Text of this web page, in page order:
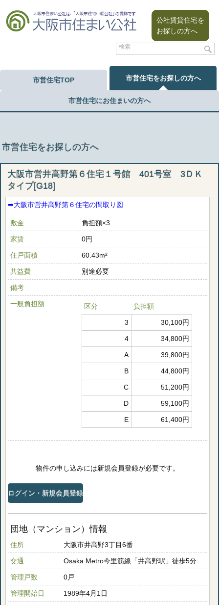
公社賃貸住宅を
お探しの方へ
市営住宅TOP 市営住宅をお探しの方へ
市営住宅にお住まいの方へ
市営住宅をお探しの方へ
大阪市営井高野第６住宅１号館 401号室 3ＤＫ
タイプ[G18]
➡︎大阪市営井高野第６住宅の間取り図
敷金 負担額×3
家賃 0円
住戸面積 60.43m²
共益費 別途必要
備考
一般負担額 区分 負担額
3 30,100円
4 34,800円
A 39,800円
B 44,800円
C 51,200円
D 59,100円
E 61,400円
物件の申し込みには新規会員登録が必要です。
ログイン・新規会員登録
団地（マンション）情報
住所 大阪市井高野3丁目6番
交通 Osaka Metro今里筋線「井高野駅」徒歩5分
管理戸数 0戸
管理開始日 1989年4月1日